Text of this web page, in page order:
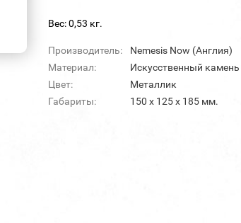
Вес: 0,53 кг.
Производитель:
Nemesis Now (Англия)
Материал:
Искусственный
Цвет:
Металлик
Габариты:
150 х 125 х 185 мм.